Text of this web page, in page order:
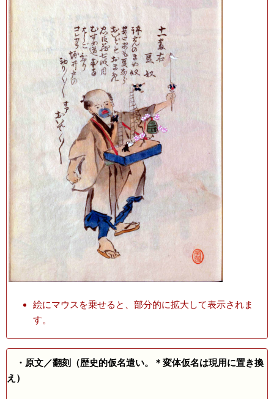
絵にマウスを乗せると、部分的に拡大して表示されま
す。
・原文／翻刻（歴史的仮名遣い。＊変体仮名は現用に置き換
え）